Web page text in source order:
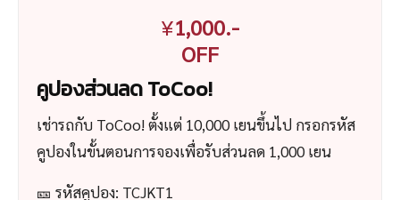
¥1,000.-
OFF
คูปองส่วนลด ToCoo!
เช่ารถกับ ToCoo! ตั้งแต่ 10,000 เยนขึ้นไป กรอกรหัส
คูปองในขั้นตอนการจองเพื่อรับส่วนลด 1,000 เยน
🎫 รหัสคูปอง: TCJKT1